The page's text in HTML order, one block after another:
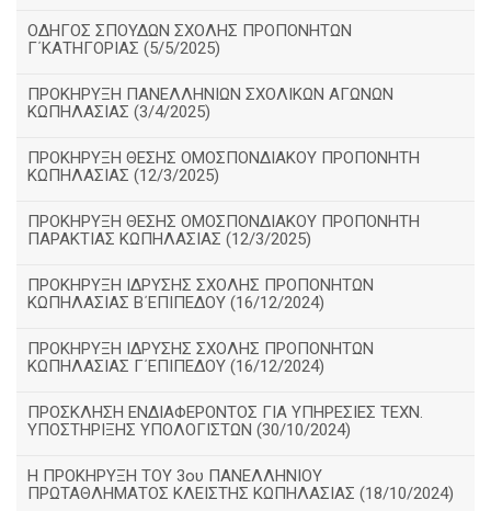
ΟΔΗΓΟΣ ΣΠΟΥΔΩΝ ΣΧΟΛΗΣ ΠΡΟΠΟΝΗΤΩΝ
Γ΄ΚΑΤΗΓΟΡΙΑΣ (5/5/2025)
ΠΡΟΚΗΡΥΞΗ ΠΑΝΕΛΛΗΝΙΩΝ ΣΧΟΛΙΚΩΝ ΑΓΩΝΩΝ
ΚΩΠΗΛΑΣΙΑΣ (3/4/2025)
ΠΡΟΚΗΡΥΞΗ ΘΕΣΗΣ ΟΜΟΣΠΟΝΔΙΑΚΟΥ ΠΡΟΠΟΝΗΤΗ
ΚΩΠΗΛΑΣΙΑΣ (12/3/2025)
ΠΡΟΚΗΡΥΞΗ ΘΕΣΗΣ ΟΜΟΣΠΟΝΔΙΑΚΟΥ ΠΡΟΠΟΝΗΤΗ
ΠΑΡΑΚΤΙΑΣ ΚΩΠΗΛΑΣΙΑΣ (12/3/2025)
ΠΡΟΚΗΡΥΞΗ ΙΔΡΥΣΗΣ ΣΧΟΛΗΣ ΠΡΟΠΟΝΗΤΩΝ
ΚΩΠΗΛΑΣΙΑΣ Β΄ΕΠΙΠΕΔΟΥ (16/12/2024)
ΠΡΟΚΗΡΥΞΗ ΙΔΡΥΣΗΣ ΣΧΟΛΗΣ ΠΡΟΠΟΝΗΤΩΝ
ΚΩΠΗΛΑΣΙΑΣ Γ΄ΕΠΙΠΕΔΟΥ (16/12/2024)
ΠΡΟΣΚΛΗΣΗ ΕΝΔΙΑΦΕΡΟΝΤΟΣ ΓΙΑ ΥΠΗΡΕΣΙΕΣ ΤΕΧΝ.
ΥΠΟΣΤΗΡΙΞΗΣ ΥΠΟΛΟΓΙΣΤΩΝ (30/10/2024)
Η ΠΡΟΚΗΡΥΞΗ ΤΟΥ 3ου ΠΑΝΕΛΛΗΝΙΟΥ
ΠΡΩΤΑΘΛΗΜΑΤΟΣ ΚΛΕΙΣΤΗΣ ΚΩΠΗΛΑΣΙΑΣ (18/10/2024)